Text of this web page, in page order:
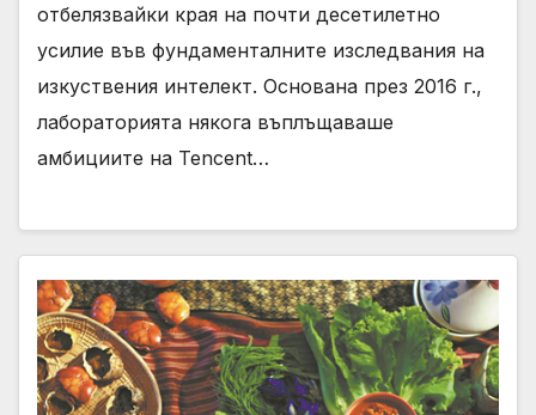
отбелязвайки края на почти десетилетно
усилие във фундаменталните изследвания на
изкуствения интелект. Основана през 2016 г.,
лабораторията някога въплъщаваше
амбициите на Tencent…